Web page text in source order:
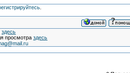
.
здесь
просмотраздесь